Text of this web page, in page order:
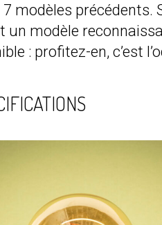
modèles précédents.
modèle
: profitez-en, c’est